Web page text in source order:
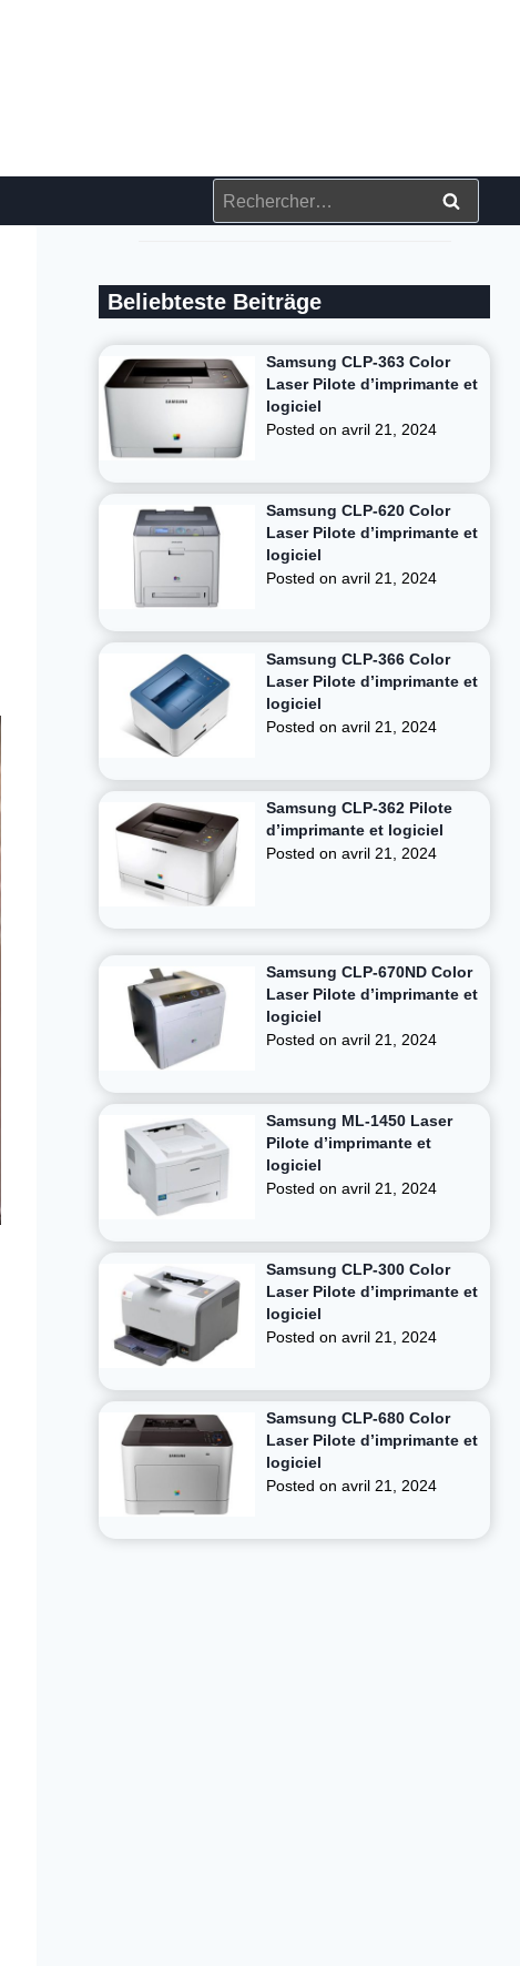
Rechercher :
Beliebteste Beiträge
Samsung CLP-363 Color
Laser Pilote d’imprimante et
logiciel
Posted onavril 21, 2024
Samsung CLP-620 Color
Laser Pilote d’imprimante et
logiciel
Posted onavril 21, 2024
Samsung CLP-366 Color
Laser Pilote d’imprimante et
logiciel
Posted onavril 21, 2024
Samsung CLP-362 Pilote
d’imprimante et logiciel
Posted onavril 21, 2024
Samsung CLP-670ND Color
Laser Pilote d’imprimante et
logiciel
Posted onavril 21, 2024
Samsung ML-1450 Laser
Pilote d’imprimante et
logiciel
Posted onavril 21, 2024
Samsung CLP-300 Color
Laser Pilote d’imprimante et
logiciel
Posted onavril 21, 2024
Samsung CLP-680 Color
Laser Pilote d’imprimante et
logiciel
Posted onavril 21, 2024